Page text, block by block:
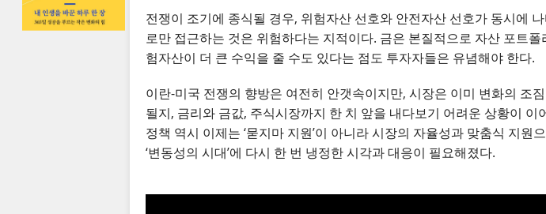
전쟁이 조기에 종식될 경우, 위험자산 선호와 안전자산 선호가 동시에
로만 접근하는 것은 위험하다는 지적이다. 금은 본질적으로 자산 포트
험자산이 더 큰 수익을 줄 수도 있다는 점도 투자자들은 유념해야 한다.
이란-미국 전쟁의 향방은 여전히 안갯속이지만, 시장은 이미 변화의 조
될지, 금리와 금값, 주식시장까지 한 치 앞을 내다보기 어려운 상황이
정책 역시 이제는 ‘묻지마 지원’이 아니라 시장의 자율성과 맞춤식 지
‘변동성의 시대’에 다시 한 번 냉정한 시각과 대응이 필요해졌다.